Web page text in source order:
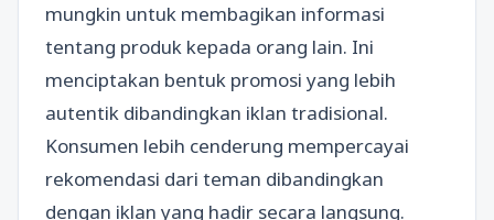
mungkin untuk membagikan informasi
tentang produk kepada orang lain. Ini
menciptakan bentuk promosi yang lebih
autentik dibandingkan iklan tradisional.
Konsumen lebih cenderung mempercayai
rekomendasi dari teman dibandingkan
dengan iklan yang hadir secara langsung.